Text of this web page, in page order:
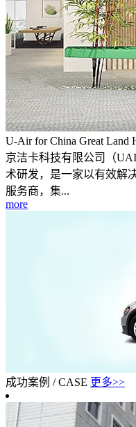
U-Air for China Great Land
京洁卡科技有限公司（
术研发，是一家以有效解
服务商，集...
more
成功案例 / CASE 更多>>